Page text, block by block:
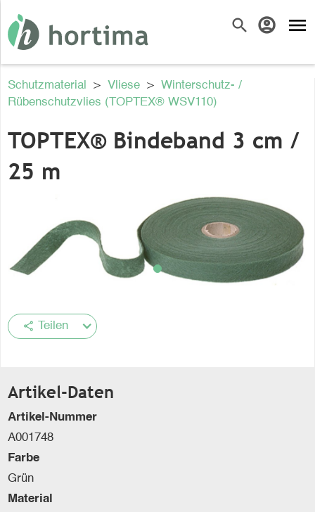
search account_circle menu
Schutzmaterial > Vliese > Winterschutz- /
Rübenschutzvlies (TOPTEX® WSV110)
TOPTEX® Bindeband 3 cm /
25 m
share Teilen
Artikel-Daten
Artikel-Nummer
A001748
Farbe
Grün
Material